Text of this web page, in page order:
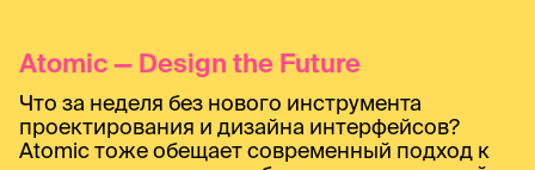
Atomic — Design the Future
Что за неделя без нового инструмента
проектирования и дизайна интерфейсов?
Atomic тоже обещает современный подход к